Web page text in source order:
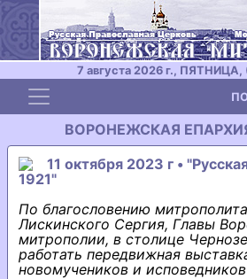
7 августа 2026 г., ПЯТНИЦА,
Toggle navigation
ВОРОНЕЖСКАЯ
11 октября 2023 г •
1921"
По благословению
Лискинского Сергия, Главы
митрополии, в столице
работать передвижная
новомучеников и